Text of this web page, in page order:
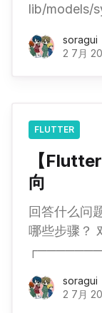
lib/models/
int // 逻辑核
soragui
2 7月
FLUTTER
【
向
回答什么问
哪些步骤？ 对
soragui
2 7月